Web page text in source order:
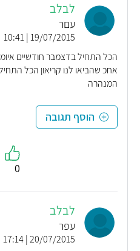
לבלב
עםר
19/07/2015 | 10:41
הכל התחיל בדצמבר חודשיים
אחכ שהביאו לנו קריאון הכל
המנהרה
הוסף תגובה
0
לבלב
עפר
20/07/2015 | 17:14